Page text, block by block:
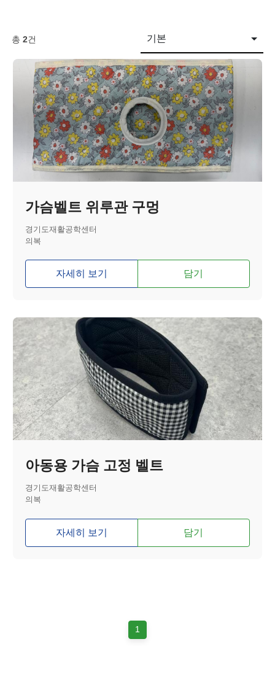
총2건 기본
가슴벨트 위루관 구멍
경기도재활공학센터
의복
자세히 보기 담기
아동용 가슴 고정 벨트
경기도재활공학센터
의복
자세히 보기 담기
1